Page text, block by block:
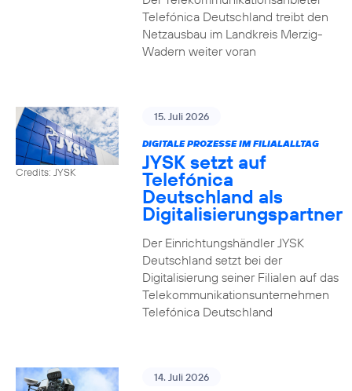
Telefónica Deutschland treibt den
Netzausbau im Landkreis Merzig-
Wadern weiter voran
Credits: JYSK
15. Juli 2026
DIGITALE PROZESSE IM FILIALALLTAG
JYSK setzt auf
Telefónica
Deutschland als
Digitalisierungspartner
Der Einrichtungshändler JYSK
Deutschland setzt bei der
Digitalisierung seiner Filialen auf das
Telekommunikationsunternehmen
Telefónica Deutschland
14. Juli 2026